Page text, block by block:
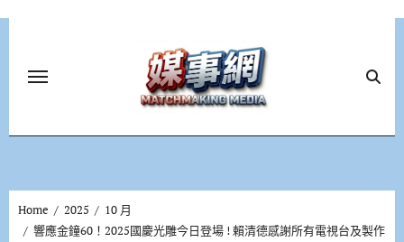
Home 2025
10 月
響應金鐘60！2025國慶光雕今日登場 ! 賴清德感謝所有電視台及製作